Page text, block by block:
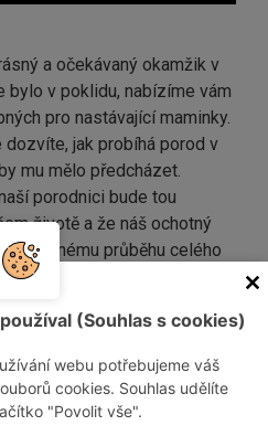
a očekávaný okamžik v
bylo v poklidu, nabízíme vám
pro nastávající maminky.
dozvíte, jak probíhá porod v
mu mělo předcházet.
porodnici bude tou
životě a že náš ochotný
klidnému průběhu celého
potomka na svět.
regionálního deníku.
(Souhlas s cookies)
webu potřebujeme váš
cookies. Souhlas udělíte
"Povolit vše".